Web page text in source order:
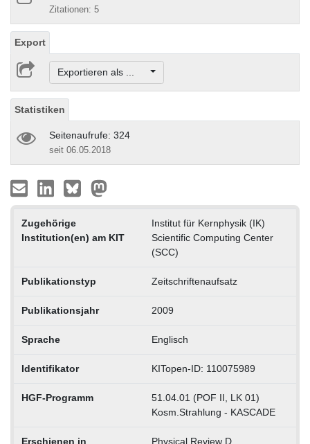
Zitationen: 5
Export
Exportieren als ...
Statistiken
Seitenaufrufe: 324
seit 06.05.2018
Zugehörige
Institution(en) am KIT
Institut für Kernphysik (IK)
Scientific Computing Center
(SCC)
Publikationstyp Zeitschriftenaufsatz
Publikationsjahr 2009
Sprache Englisch
Identifikator KITopen-ID: 110075989
HGF-Programm
51.04.01 (POF II, LK 01)
Kosm.Strahlung - KASCADE
Erschienen in Physical Review D